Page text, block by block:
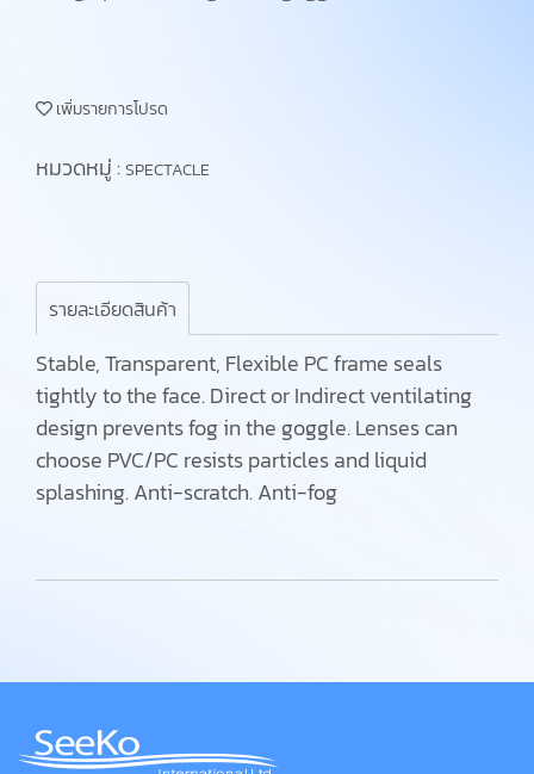
เพิ่มรายการโปรด
หมวดหมู่ :SPECTACLE
รายละเอียดสินค้า
Stable, Transparent, Flexible PC frame seals
tightly to the face. Direct or Indirect ventilating
design prevents fog in the goggle. Lenses can
choose PVC/PC resists particles and liquid
splashing. Anti-scratch. Anti-fog